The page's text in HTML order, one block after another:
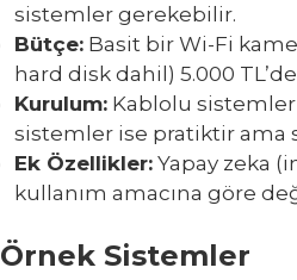
sistemler gerekebilir.
Bütçe: Basit bir Wi-Fi
hard disk dahil) 5.000
Kurulum: Kablolu
sistemler ise pratiktir ama
Ek Özellikler: Yapay zeka
kullanım amacına göre
Örnek Sistemler